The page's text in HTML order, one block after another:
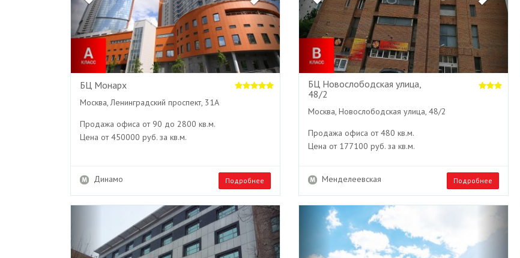
БЦ Монарх
Москва, Ленинградский проспект, 31А
Продажа офиса от 90 до 2800 кв.м.
Цена от 450000 руб. за кв.м.
Динамо Подробнее
БЦ Новослободская улица,
48/2
Москва, Новослободская улица, 48/2
Продажа офиса от 480 кв.м.
Цена от 177100 руб. за кв.м.
Менделеевская Подробнее
Next Previous